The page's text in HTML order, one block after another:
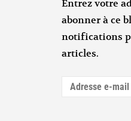
Entrez votre
abonner à ce
notifications
articles.
Adresse